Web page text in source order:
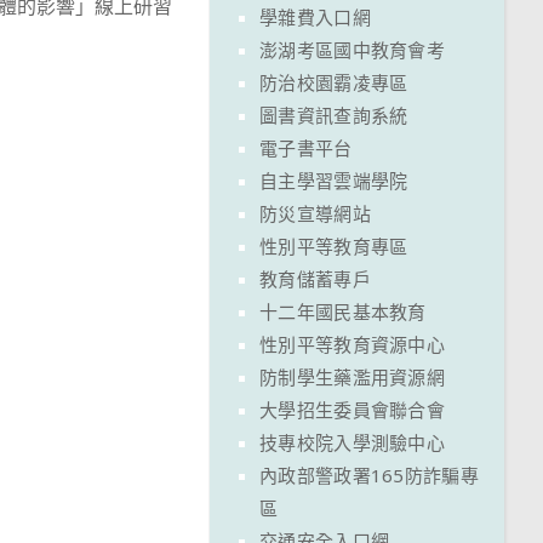
的影響」線上研習
學雜費入口網
澎湖考區國中教育會考
防治校園霸凌專區
圖書資訊查詢系統
電子書平台
自主學習雲端學院
防災宣導網站
性別平等教育專區
教育儲蓄專戶
十二年國民基本教育
性別平等教育資源中心
防制學生藥濫用資源網
大學招生委員會聯合會
技專校院入學測驗中心
內政部警政署165防詐騙專
區